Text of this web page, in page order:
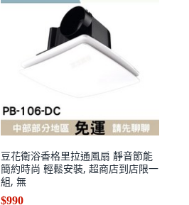
豆花衛浴香格里拉通風扇 靜音節能
簡約時尚 輕鬆安裝, 超商店到店限一
組, 無
$990